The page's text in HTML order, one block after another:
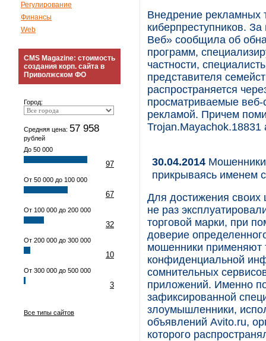
Регулирование
Финансы
Web
CMS Magazine: стоимость
создания корп. сайта в
Приволжском ФО
Город:
Средняя цена: 57 958
рублей
До 50 000
97
От 50 000 до 100 000
67
От 100 000 до 200 000
32
От 200 000 до 300 000
10
От 300 000 до 500 000
3
Все типы сайтов
Внедрение рекламных
киберпреступников.
Веб» сообщила об
программ,
частности,
представителя
распространяется
просматриваемые веб-
рекламой. Причем
Trojan.Mayachok.18831
30.04.2014 Мошенники
прикрываясь именем
Для достижения своих
не раз
торговой марки, при
доверие
мошенники применяют
конфиденциальной
сомнительных
приложений. Именно
зафиксированной
злоумышленники,
объявлений Avito.ru,
которого